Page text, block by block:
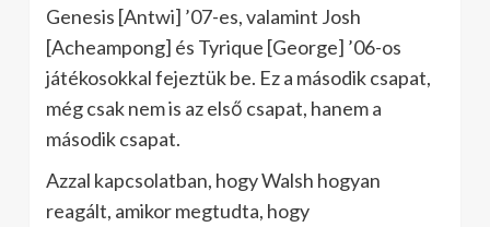
Genesis [Antwi] ’07-es, valamint Josh
[Acheampong] és Tyrique [George] ’06-os
játékosokkal fejeztük be. Ez a második csapat,
még csak nem is az első csapat, hanem a
második csapat.
Azzal kapcsolatban, hogy Walsh hogyan
reagált, amikor megtudta, hogy